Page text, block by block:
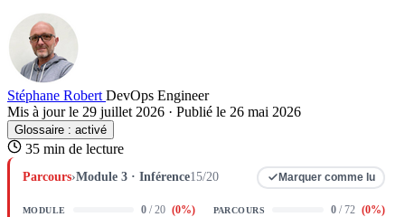
Stéphane Robert DevOps Engineer
Mis à jour le 29 juillet 2026 · Publié le 26 mai 2026
Glossaire : activé
35 min de lecture
Parcours›Module 3 · Inférence15/20 Marquer comme lu
MODULE 0 / 20 (0%) PARCOURS 0 / 72 (0%)